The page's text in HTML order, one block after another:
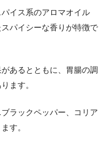
イス系のアロマオイル
パイシーな香りが特徴で
あるとともに、胃腸の調
ます。
ラックペッパー、コリア
す。